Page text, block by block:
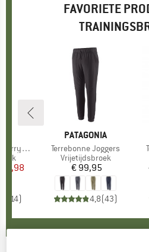
FAVORIETE
Pants
prijs
14)
MERK
PATAGONIA
Artikel
Terrebonne Joggers
Productgroep
Vrijetijdsbroek
Prijs
€ 99,95
4,8(43)